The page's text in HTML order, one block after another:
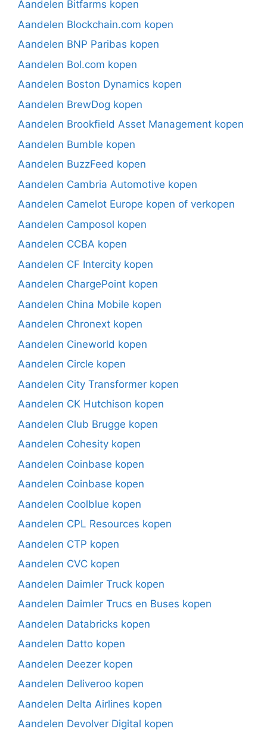
Aandelen Bitfarms kopen
Aandelen Blockchain.com kopen
Aandelen BNP Paribas kopen
Aandelen Bol.com kopen
Aandelen Boston Dynamics kopen
Aandelen BrewDog kopen
Aandelen Brookfield Asset Management kopen
Aandelen Bumble kopen
Aandelen BuzzFeed kopen
Aandelen Cambria Automotive kopen
Aandelen Camelot Europe kopen of verkopen
Aandelen Camposol kopen
Aandelen CCBA kopen
Aandelen CF Intercity kopen
Aandelen ChargePoint kopen
Aandelen China Mobile kopen
Aandelen Chronext kopen
Aandelen Cineworld kopen
Aandelen Circle kopen
Aandelen City Transformer kopen
Aandelen CK Hutchison kopen
Aandelen Club Brugge kopen
Aandelen Cohesity kopen
Aandelen Coinbase kopen
Aandelen Coinbase kopen
Aandelen Coolblue kopen
Aandelen CPL Resources kopen
Aandelen CTP kopen
Aandelen CVC kopen
Aandelen Daimler Truck kopen
Aandelen Daimler Trucs en Buses kopen
Aandelen Databricks kopen
Aandelen Datto kopen
Aandelen Deezer kopen
Aandelen Deliveroo kopen
Aandelen Delta Airlines kopen
Aandelen Devolver Digital kopen